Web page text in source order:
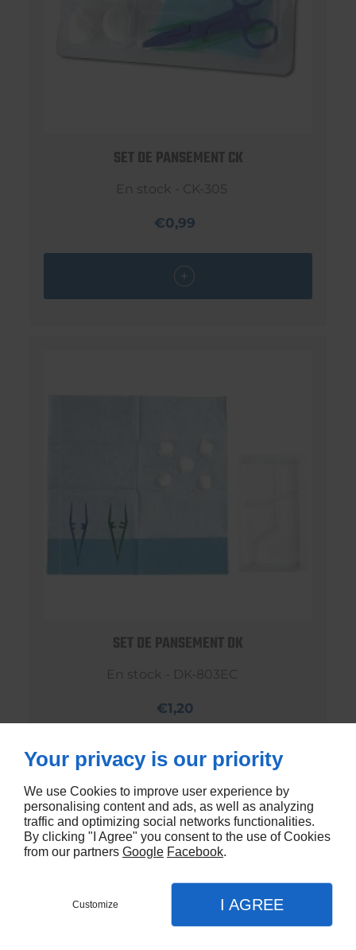
SET DE PANSEMENT CK
En stock - CK-305
€0,99
SET DE PANSEMENT DK
En stock - DK-803EC
€1,20
Your privacy is our priority
We use Cookies to improve user experience by
personalising content and ads, as well as analyzing
traffic and optimizing social networks functionalities.
By clicking "I Agree" you consent to the use of Cookies
from our partners Google Facebook.
Customize I AGREE